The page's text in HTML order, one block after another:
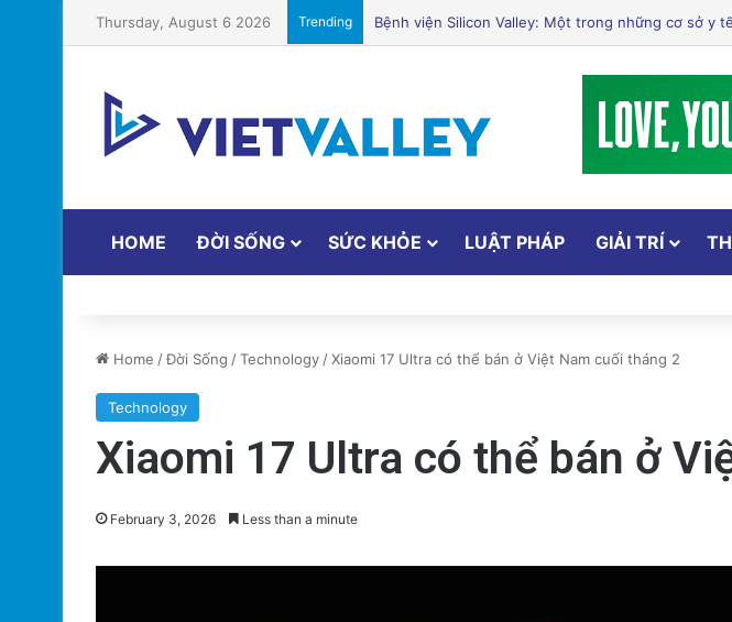
Thursday, August 6 2026 Trending Sự Kiện Livestream Gây Chấn Động: 3 Triệu Người
HOME ĐỜI SỐNG SỨC KHỎE LUẬT PHÁP GIẢI TRÍ
Home /Đời Sống /Technology/Xiaomi 17 Ultra có thể bán ở Việt Nam cuối tháng 2
Technology
Xiaomi 17 Ultra có thể bán ở
February 3, 2026 Less than a minute